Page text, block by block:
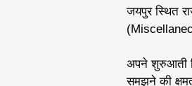
जयपुर स्थित
अपने शुरुआती
समझने की